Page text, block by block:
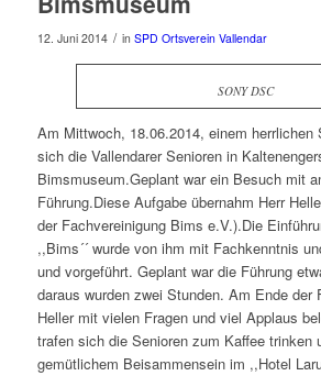
12. Juni 2014 / in SPD Ortsverein Vallendar
SONY DSC
Am Mittwoch, 18.06.2014, einem herrlichen
sich die Vallendarer Senioren in
Bimsmuseum.Geplant war ein Besuch mit
Führung.Diese Aufgabe übernahm Herr
der Fachvereinigung Bims e.V.).Die
,,Bims´´ wurde von ihm mit Fachkenntnis
und vorgeführt. Geplant war die Führung
daraus wurden zwei Stunden. Am Ende der
Heller mit vielen Fragen und viel Applaus
trafen sich die Senioren zum Kaffee trinken
gemütlichem Beisammensein im ,,Hotel